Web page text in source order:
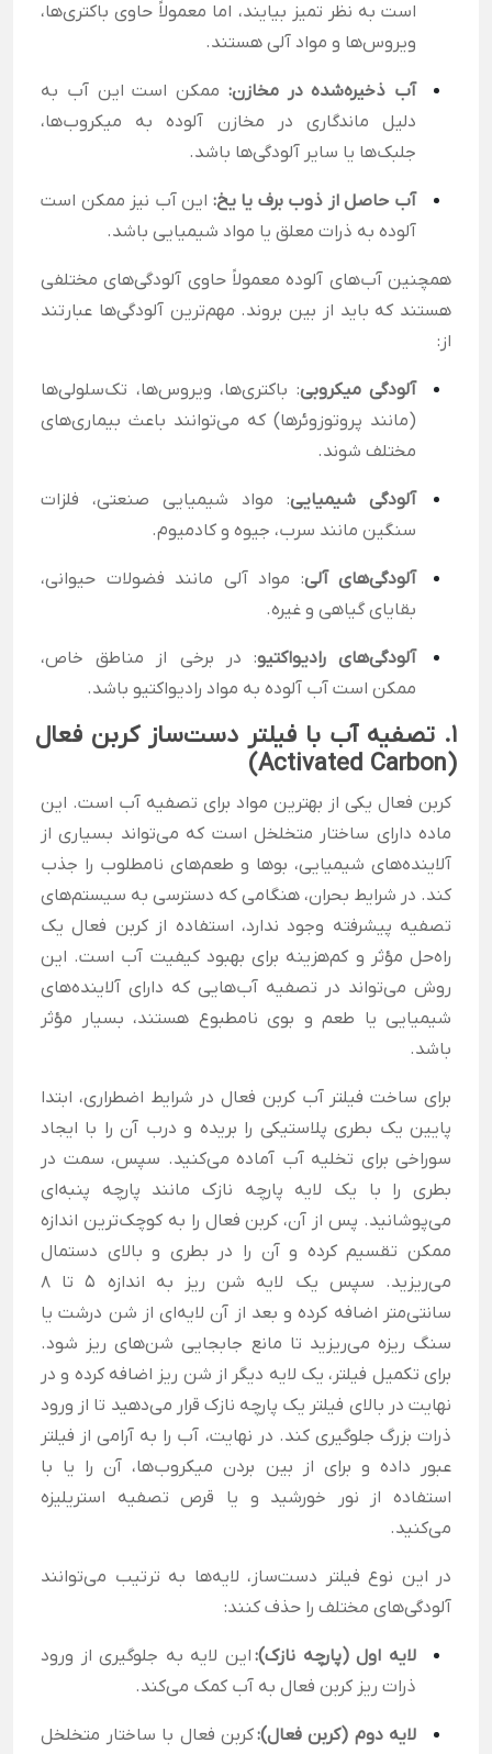
است به نظر تمیز بیایند، اما معمولاً حاوی باکتری‌ها،
ویروس‌ها و مواد آلی هستند.
آب ذخیره‌شده در مخازن: ممکن است این آب به
دلیل ماندگاری در مخازن آلوده به میکروب‌ها،
جلبک‌ها یا سایر آلودگی‌ها باشد.
آب حاصل از ذوب برف یا یخ: این آب نیز ممکن است
آلوده به ذرات معلق یا مواد شیمیایی باشد.
همچنین آب‌های آلوده معمولاً حاوی آلودگی‌های مختلفی
هستند که باید از بین بروند. مهم‌ترین آلودگی‌ها عبارتند
از:
آلودگی میکروبی: باکتری‌ها، ویروس‌ها، تک‌سلولی‌ها
(مانند پروتوزوئرها) که می‌توانند باعث بیماری‌های
مختلف شوند.
آلودگی شیمیایی: مواد شیمیایی صنعتی، فلزات
سنگین مانند سرب، جیوه و کادمیوم.
آلودگی‌های آلی: مواد آلی مانند فضولات حیوانی،
بقایای گیاهی و غیره.
آلودگی‌های رادیواکتیو: در برخی از مناطق خاص،
ممکن است آب آلوده به مواد رادیواکتیو باشد.
1. تصفیه آب با فیلتر دست‌ساز کربن فعال
(Activated Carbon)
کربن فعال یکی از بهترین مواد برای تصفیه آب است. این
ماده دارای ساختار متخلخل است که می‌تواند بسیاری از
آلاینده‌های شیمیایی، بوها و طعم‌های نامطلوب را جذب
کند. در شرایط بحران، هنگامی که دسترسی به سیستم‌های
تصفیه پیشرفته وجود ندارد، استفاده از کربن فعال یک
راه‌حل مؤثر و کم‌هزینه برای بهبود کیفیت آب است. این
روش می‌تواند در تصفیه آب‌هایی که دارای آلاینده‌های
شیمیایی یا طعم و بوی نامطبوع هستند، بسیار مؤثر
باشد.
برای ساخت فیلتر آب کربن فعال در شرایط اضطراری، ابتدا
پایین یک بطری پلاستیکی را بریده و درب آن را با ایجاد
سوراخی برای تخلیه آب آماده می‌کنید. سپس، سمت در
بطری را با یک لایه پارچه نازک مانند پارچه پنبه‌ای
می‌پوشانید. پس از آن، کربن فعال را به کوچک‌ترین اندازه
ممکن تقسیم کرده و آن را در بطری و بالای دستمال
می‌ریزید. سپس یک لایه شن ریز به اندازه 5 تا 8
سانتی‌متر اضافه کرده و بعد از آن لایه‌ای از شن درشت یا
سنگ ریزه می‌ریزید تا مانع جابجایی شن‌های ریز شود.
برای تکمیل فیلتر، یک لایه دیگر از شن ریز اضافه کرده و در
نهایت در بالای فیلتر یک پارچه نازک قرار می‌دهید تا از ورود
ذرات بزرگ جلوگیری کند. در نهایت، آب را به آرامی از فیلتر
عبور داده و برای از بین بردن میکروب‌ها، آن را یا با
استفاده از نور خورشید و یا قرص تصفیه استریلیزه
می‌کنید.
در این نوع فیلتر دست‌ساز، لایه‌ها به ترتیب می‌توانند
آلودگی‌های مختلف را حذف کنند:
لایه اول (پارچه نازک):این لایه به جلوگیری از ورود
ذرات ریز کربن فعال به آب کمک می‌کند.
لایه دوم (کربن فعال):کربن فعال با ساختار متخلخل